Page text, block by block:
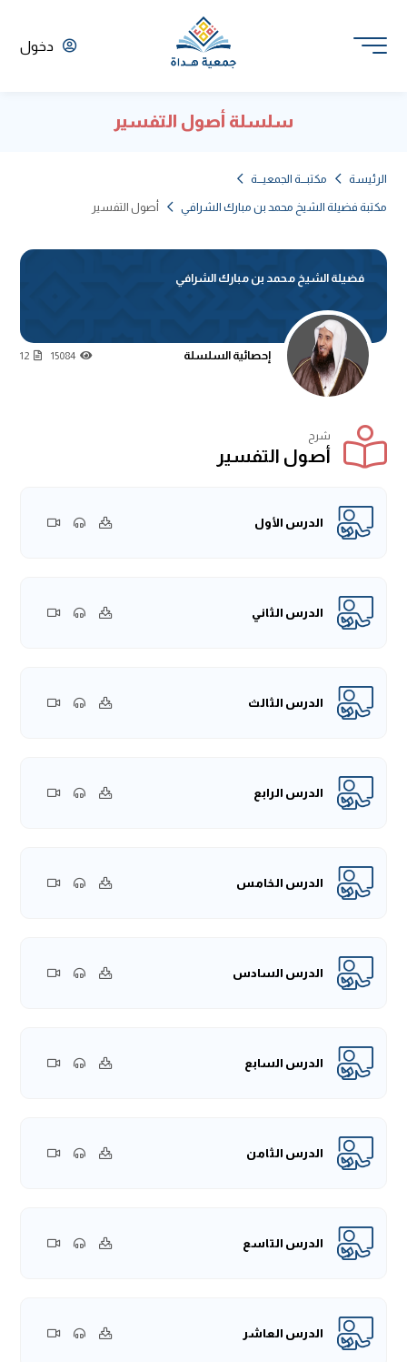
دخول
سلسلة أصول التفسير
الرئيسة مكتبـــة الجمعيـــة
مكتبة فضيلة الشيخ محمد بن مبارك الشرافي أصول التفسير
فضيلة الشيخ محمد بن مبارك الشرافي
إحصائية السلسلة 15084
12
شرح
أصول التفسير
الدرس الأول
الدرس الثاني
الدرس الثالث
الدرس الرابع
الدرس الخامس
الدرس السادس
الدرس السابع
الدرس الثامن
الدرس التاسع
الدرس العاشر